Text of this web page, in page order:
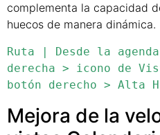
complementa la capacidad
huecos de manera dinámica.
Ruta | Desde la
derecha > icono de
botón derecho > Alta
Mejora de la